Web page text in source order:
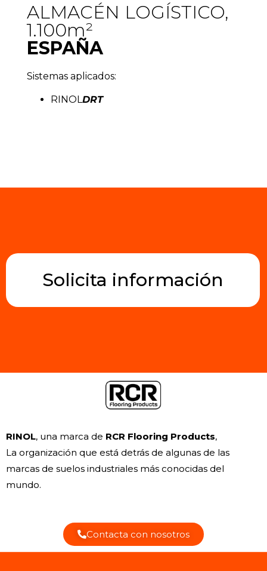
ALMACÉN LOGÍSTICO,
1.100m²
ESPAÑA
Sistemas aplicados:
RINOL DRT
Solicita información
RINOL, una marca de RCR Flooring Products,
La organización que está detrás de algunas de las
marcas de suelos industriales más conocidas del
mundo.
Contacta con nosotros